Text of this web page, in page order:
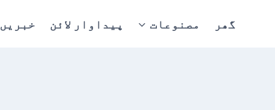
گھر مصنوعات پیداوار لائن خبریں